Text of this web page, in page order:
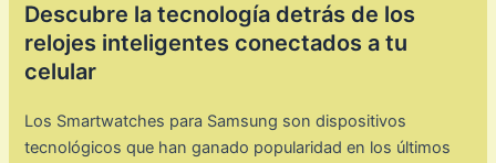
Descubre la tecnología detrás de los
relojes inteligentes conectados a tu
celular
Los Smartwatches para Samsung son dispositivos
tecnológicos que han ganado popularidad en los últimos